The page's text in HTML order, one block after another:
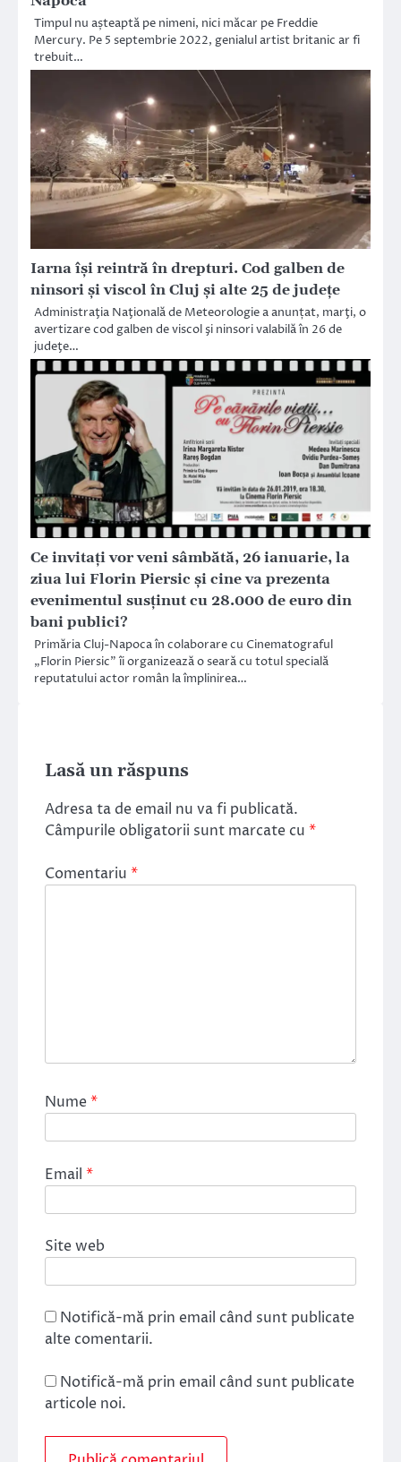
Timpul nu așteaptă pe nimeni, nici măcar pe Freddie
Mercury. Pe 5 septembrie 2022, genialul artist britanic ar fi
trebuit…
Iarna își reintră în drepturi. Cod galben de
ninsori și viscol în Cluj și alte 25 de județe
Administraţia Naţională de Meteorologie a anunțat, marţi, o
avertizare cod galben de viscol şi ninsori valabilă în 26 de
judeţe…
Ce invitați vor veni sâmbătă, 26 ianuarie, la
ziua lui Florin Piersic și cine va prezenta
evenimentul susținut cu 28.000 de euro din
bani publici?
Primăria Cluj-Napoca în colaborare cu Cinematograful
„Florin Piersic” îi organizează o seară cu totul specială
reputatului actor român la împlinirea…
Lasă un răspuns
Adresa ta de email nu va fi publicată.
Câmpurile obligatorii sunt marcate cu *
Comentariu *
Nume*
Email *
Site web
Notifică-mă prin email când sunt publicate
alte comentarii.
Notifică-mă prin email când sunt publicate
articole noi.